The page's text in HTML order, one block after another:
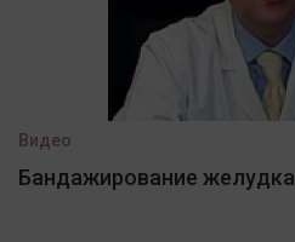
Видео
Бандажирование желудка